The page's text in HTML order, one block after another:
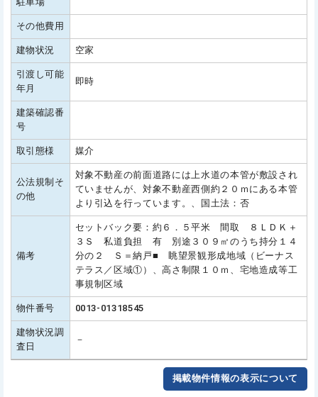
その他費用
建物状況 空家
引渡し可能
年月
即時
建築確認番
号
取引態様 媒介
公法規制そ
の他
対象不動産の前面道路には上水道の本管が敷設され
ていませんが、対象不動産西側約２０ｍにある本管
より引込を行っています。、国土法：否
備考
セットバック要：約６．５平米 間取 ８ＬＤＫ＋
３Ｓ 私道負担 有 別途３０９㎡のうち持分１４
分の２ Ｓ＝納戸■ 眺望景観形成地域（ビーナス
テラス／区域①）、高さ制限１０ｍ、宅地造成等工
事規制区域
物件番号 0013-01318545
建物状況調
査日
－
掲載物件情報の表示について